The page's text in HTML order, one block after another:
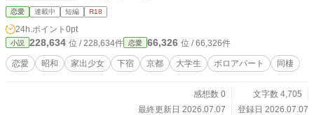
恋愛 連載中 短編 R18
24h.ポイント 0pt
小説 228,634 位 / 228,634件 恋愛 66,326 位 / 66,326件
恋愛 昭和 家出少女 下宿 京都 大学生 ボロアパート 同棲
感想数 0
文字数 4,705
最終更新日 2026.07.07
登録日 2026.07.07